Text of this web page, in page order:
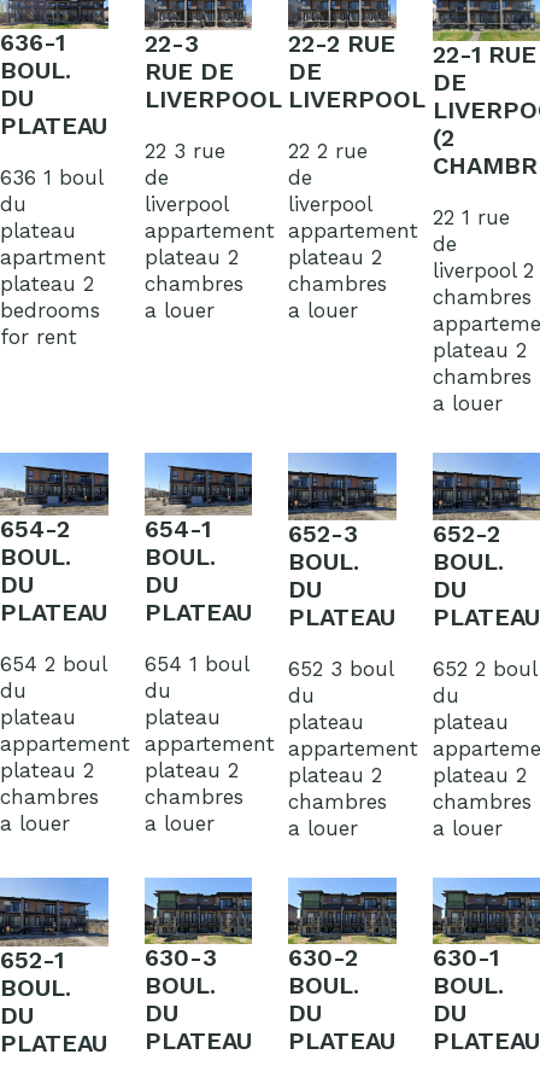
636-1
BOUL.
DU
PLATEAU
636 1 boul
du
plateau
apartment
plateau 2
bedrooms
for rent
22-3
RUE DE
LIVERPOOL
22 3 rue
de
liverpool
appartement
plateau 2
chambres
a louer
22-2 RUE
DE
LIVERPOOL
22 2 rue
de
liverpool
appartement
plateau 2
chambres
a louer
22-1 RUE
DE
(2
22 1 rue
de
liverpool 2
chambres
plateau 2
chambres
a louer
654-2
BOUL.
DU
PLATEAU
654 2 boul
du
plateau
appartement
plateau 2
chambres
a louer
654-1
BOUL.
DU
PLATEAU
654 1 boul
du
plateau
appartement
plateau 2
chambres
a louer
652-3
BOUL.
DU
PLATEAU
652 3 boul
du
plateau
appartement
plateau 2
chambres
a louer
652-2
BOUL.
DU
PLATEAU
652 2 boul
du
plateau
plateau 2
chambres
a louer
652-1
BOUL.
DU
PLATEAU
630-3
BOUL.
DU
PLATEAU
630-2
BOUL.
DU
PLATEAU
630-1
BOUL.
DU
PLATEAU